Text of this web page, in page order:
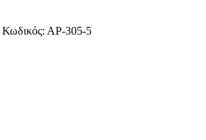
Κωδικός: ΑΡ-305-5